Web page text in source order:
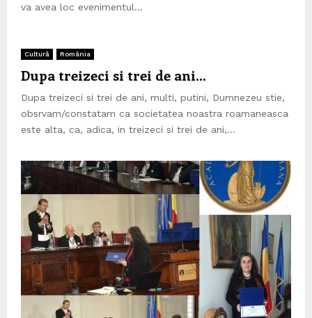
va avea loc evenimentul...
Cultură România
Dupa treizeci si trei de ani…
Dupa treizeci si trei de ani, multi, putini, Dumnezeu stie,
obsrvam/constatam ca societatea noastra roamaneasca
este alta, ca, adica, in treizeci si trei de ani,...